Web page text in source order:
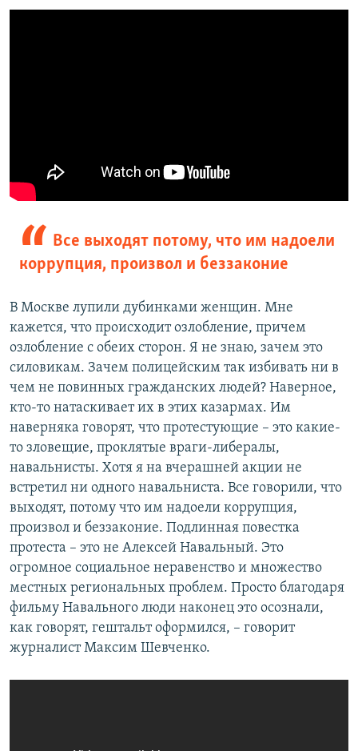
Все выходят потому, что им надоели
коррупция, произвол и беззаконие
В Москве лупили дубинками женщин. Мне
кажется, что происходит озлобление, причем
озлобление с обеих сторон. Я не знаю, зачем это
силовикам. Зачем полицейским так избивать ни в
чем не повинных гражданских людей? Наверное,
кто-то натаскивает их в этих казармах. Им
наверняка говорят, что протестующие – это какие-
то зловещие, проклятые враги-либералы,
навальнисты. Хотя я на вчерашней акции не
встретил ни одного навальниста. Все говорили, что
выходят, потому что им надоели коррупция,
произвол и беззаконие. Подлинная повестка
протеста – это не Алексей Навальный. Это
огромное социальное неравенство и множество
местных региональных проблем. Просто благодаря
фильму Навального люди наконец это осознали,
как говорят, гештальт оформился, – говорит
журналист Максим Шевченко.